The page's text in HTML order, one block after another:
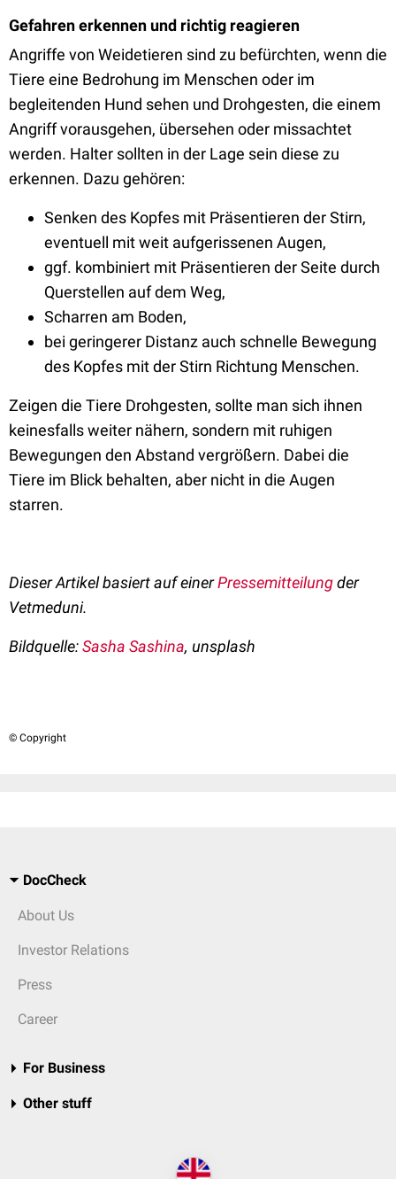
Gefahren erkennen und richtig reagieren
Angriffe von Weidetieren sind zu befürchten, wenn die
Tiere eine Bedrohung im Menschen oder im
begleitenden Hund sehen und Drohgesten, die einem
Angriff vorausgehen, übersehen oder missachtet
werden. Halter sollten in der Lage sein diese zu
erkennen. Dazu gehören:
Senken des Kopfes mit Präsentieren der Stirn,
eventuell mit weit aufgerissenen Augen,
ggf. kombiniert mit Präsentieren der Seite durch
Querstellen auf dem Weg,
Scharren am Boden,
bei geringerer Distanz auch schnelle Bewegung
des Kopfes mit der Stirn Richtung Menschen.
Zeigen die Tiere Drohgesten, sollte man sich ihnen
keinesfalls weiter nähern, sondern mit ruhigen
Bewegungen den Abstand vergrößern. Dabei die
Tiere im Blick behalten, aber nicht in die Augen
starren.
Dieser Artikel basiert auf einerPressemitteilungder
Vetmeduni.
Bildquelle:Sasha Sashina, unsplash
© Copyright
DocCheck
About Us
Investor Relations
Press
Career
For Business
Other stuff